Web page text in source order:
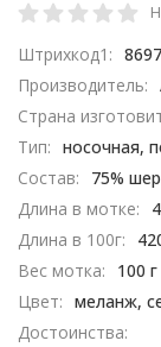
Штрихкод1:
Производитель:
Страна
Тип: носочная,
Состав:
75%
Длина в мотке:
Длина в 100г:
Вес мотка:
100 г
Цвет: меланж,
Достоинства: